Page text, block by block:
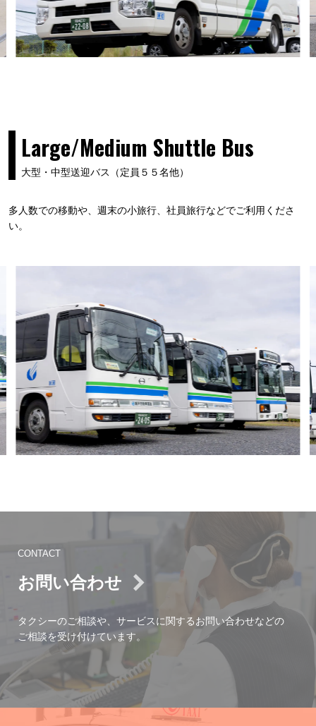
Large/Medium Shuttle Bus
大型・中型送迎バス（定員５５名他）
多人数での移動や、週末の小旅行、社員旅行などでご利用くださ
い。
CONTACT
お問い合わせ
タクシーのご相談や、サービスに関するお問い合わせなどの
ご相談を受け付けています。